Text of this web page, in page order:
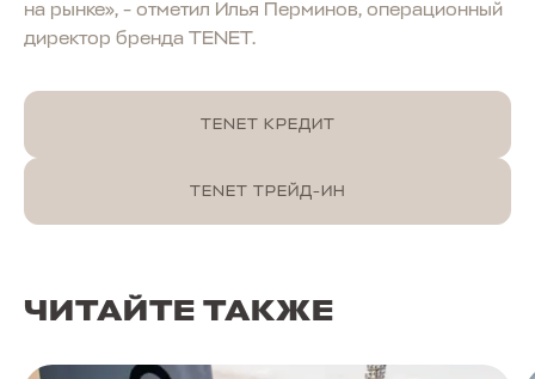
на рынке», - отметил Илья Перминов, операционный
директор бренда TENET.
TENET КРЕДИТ
TENET ТРЕЙД-ИН
ЧИТАЙТЕ ТАКЖЕ